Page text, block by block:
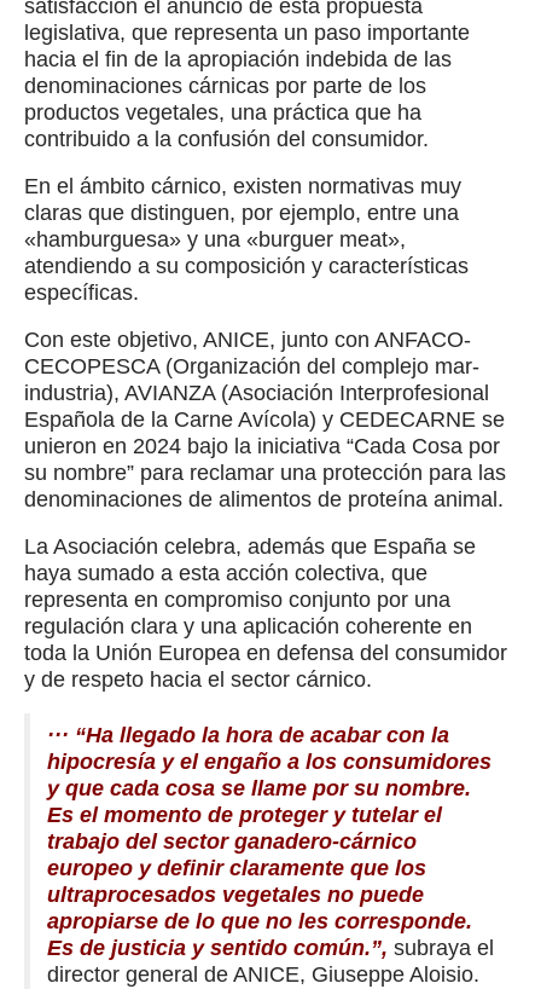
satisfacción el anuncio de esta propuesta
legislativa, que representa un paso importante
hacia el fin de la apropiación indebida de las
denominaciones cárnicas por parte de los
productos vegetales, una práctica que ha
contribuido a la confusión del consumidor.
En el ámbito cárnico, existen normativas muy
claras que distinguen, por ejemplo, entre una
«hamburguesa» y una «burguer meat»,
atendiendo a su composición y características
específicas.
Con este objetivo, ANICE, junto con ANFACO-
CECOPESCA (Organización del complejo mar-
industria), AVIANZA (Asociación Interprofesional
Española de la Carne Avícola) y CEDECARNE se
unieron en 2024 bajo la iniciativa “Cada Cosa por
su nombre” para reclamar una protección para las
denominaciones de alimentos de proteína animal.
La Asociación celebra, además que España se
haya sumado a esta acción colectiva, que
representa en compromiso conjunto por una
regulación clara y una aplicación coherente en
toda la Unión Europea en defensa del consumidor
y de respeto hacia el sector cárnico.
··· “Ha llegado la hora de acabar con la
hipocresía y el engaño a los consumidores
y que cada cosa se llame por su nombre.
Es el momento de proteger y tutelar el
trabajo del sector ganadero-cárnico
europeo y definir claramente que los
ultraprocesados vegetales no puede
apropiarse de lo que no les corresponde.
Es de justicia y sentido común.”, subraya el
director general de ANICE, Giuseppe Aloisio.